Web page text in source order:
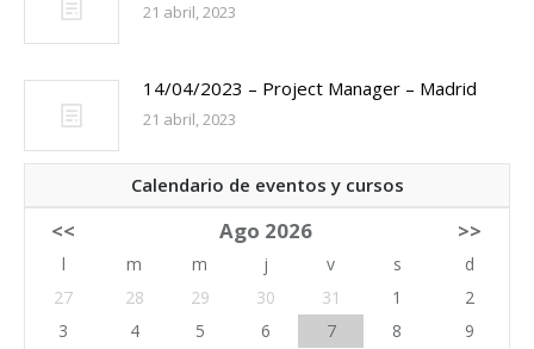
21 abril, 2023
14/04/2023 – Project Manager – Madrid
21 abril, 2023
Calendario de eventos y cursos
<< Ago 2026 >>
l m m j v s
d
27
28 29 30 31 1
2
3
4 5 6 7 8
9